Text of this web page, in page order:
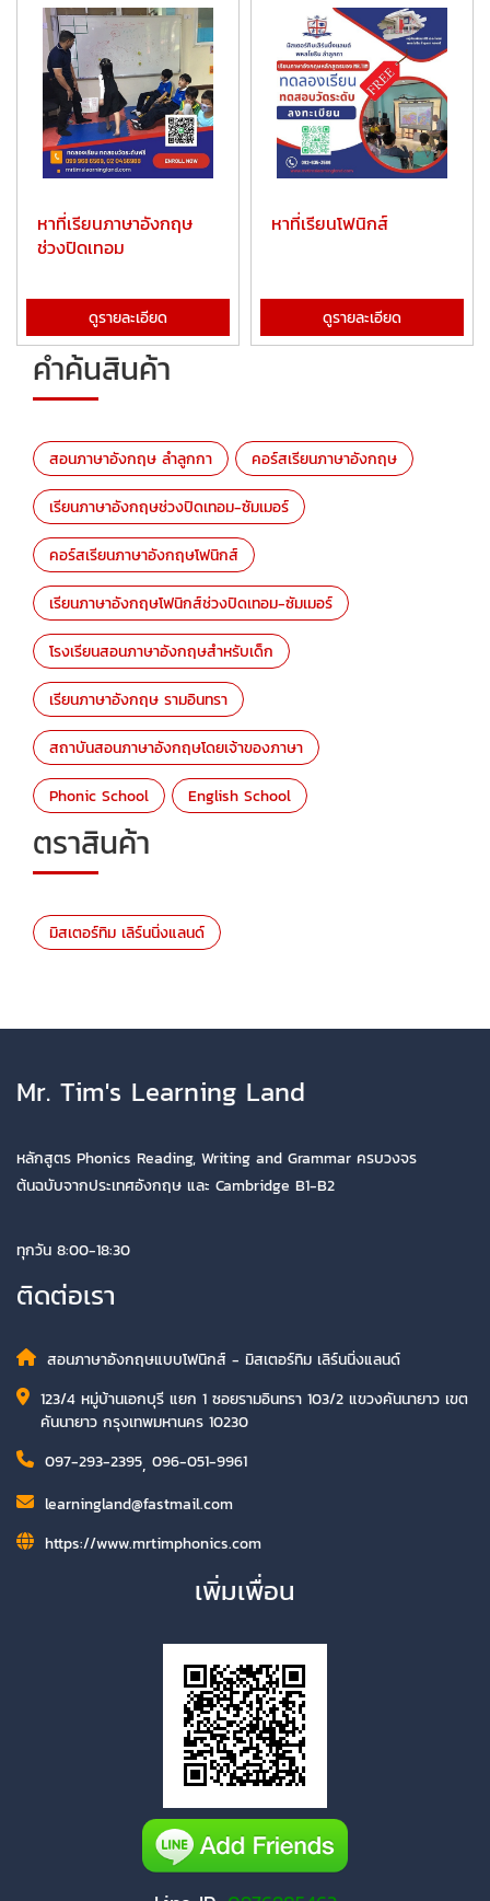
หาที่เรียนภาษาอังกฤษ
ช่วงปิดเทอม
ดูรายละเอียด
หาที่เรียนโฟนิกส์
ดูรายละเอียด
คำค้นสินค้า
สอนภาษาอังกฤษ ลำลูกกา คอร์สเรียนภาษาอังกฤษ
เรียนภาษาอังกฤษช่วงปิดเทอม-ซัมเมอร์
คอร์สเรียนภาษาอังกฤษโฟนิกส์
เรียนภาษาอังกฤษโฟนิกส์ช่วงปิดเทอม-ซัมเมอร์
โรงเรียนสอนภาษาอังกฤษสำหรับเด็ก
เรียนภาษาอังกฤษ รามอินทรา
สถาบันสอนภาษาอังกฤษโดยเจ้าของภาษา
Phonic School English School
ตราสินค้า
มิสเตอร์ทิม เลิร์นนิ่งแลนด์
Mr. Tim's Learning Land
หลักสูตร Phonics Reading, Writing and Grammar ครบวงจร
ต้นฉบับจากประเทศอังกฤษ และ Cambridge B1-B2
ทุกวัน 8:00-18:30
ติดต่อเรา
สอนภาษาอังกฤษแบบโฟนิกส์ - มิสเตอร์ทิม เลิร์นนิ่งแลนด์
123/4 หมู่บ้านเอกบุรี แยก 1 ซอยรามอินทรา 103/2 แขวงคันนายาว เขต
คันนายาว กรุงเทพมหานคร 10230
097-293-2395, 096-051-9961
learningland@fastmail.com
https://www.mrtimphonics.com
เพิ่มเพื่อน